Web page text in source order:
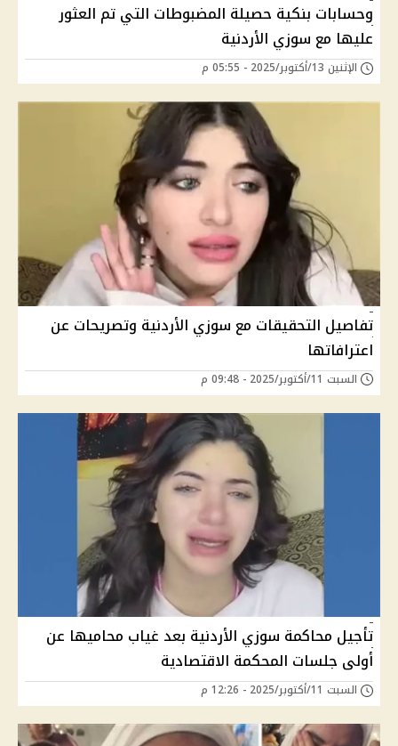
وحسابات بنكية حصيلة المضبوطات التي تم العثور
عليها مع سوزي الأردنية
الإثنين 13/أكتوبر/2025 - 05:55 م
تفاصيل التحقيقات مع سوزي الأردنية وتصريحات عن
اعترافاتها
السبت 11/أكتوبر/2025 - 09:48 م
تأجيل محاكمة سوزي الأردنية بعد غياب محاميها عن
أولى جلسات المحكمة الاقتصادية
السبت 11/أكتوبر/2025 - 12:26 م